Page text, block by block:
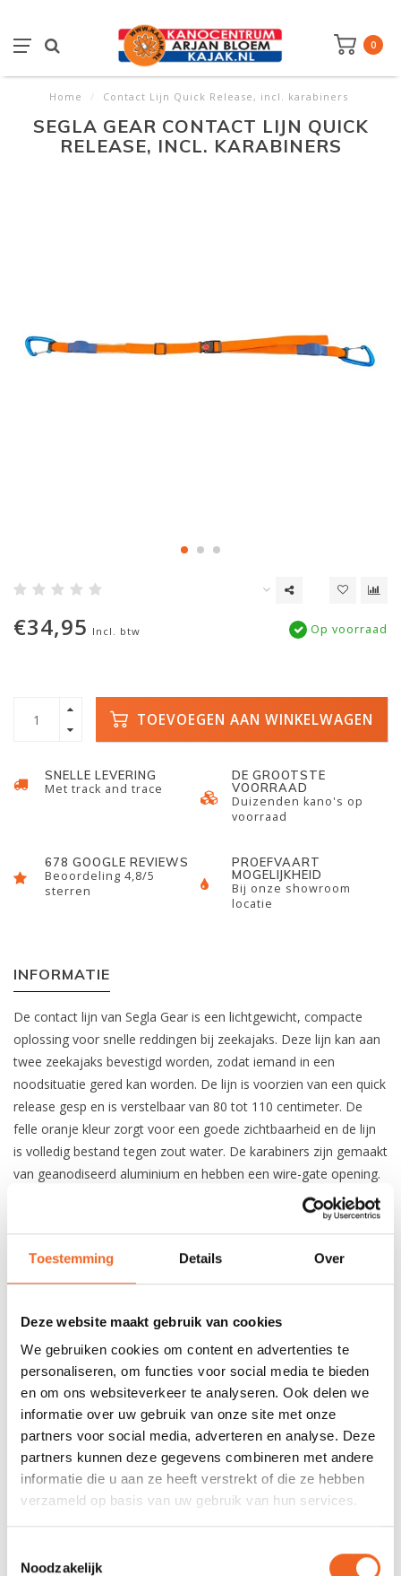
Toestemming Details Over
Deze website maakt gebruik van cookies
We gebruiken cookies om content en advertenties te
personaliseren, om functies voor social media te bieden
en om ons websiteverkeer te analyseren. Ook delen we
informatie over uw gebruik van onze site met onze
partners voor social media, adverteren en analyse. Deze
partners kunnen deze gegevens combineren met andere
informatie die u aan ze heeft verstrekt of die ze hebben
verzameld op basis van uw gebruik van hun services.
Noodzakelijk
0
Home / Contact Lijn Quick Release, incl. karabiners
SEGLA GEAR CONTACT LIJN QUICK
RELEASE, INCL. KARABINERS
€34,95 Incl. btw Op voorraad
TOEVOEGEN AAN WINKELWAGEN
SNELLE LEVERING
Met track and trace
DE GROOTSTE
VOORRAAD
Duizenden kano's op
voorraad
678 GOOGLE REVIEWS
Beoordeling 4,8/5
sterren
PROEFVAART
MOGELIJKHEID
Bij onze showroom
locatie
INFORMATIE
De contact lijn van Segla Gear is een lichtgewicht, compacte
oplossing voor snelle reddingen bij zeekajaks. Deze lijn kan aan
twee zeekajaks bevestigd worden, zodat iemand in een
noodsituatie gered kan worden. De lijn is voorzien van een quick
release gesp en is verstelbaar van 80 tot 110 centimeter. De
felle oranje kleur zorgt voor een goede zichtbaarheid en de lijn
is volledig bestand tegen zout water. De karabiners zijn gemaakt
van geanodiseerd aluminium en hebben een wire-gate opening.
REVIEWS
0 sterren op basis van 0 beoordelingen
JE BEOORDELING TOEVOEGEN
GERELATEERDE PRODUCTEN